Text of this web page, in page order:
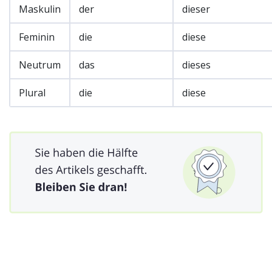
Maskulin der dieser
Feminin die diese
Neutrum das dieses
Plural die diese